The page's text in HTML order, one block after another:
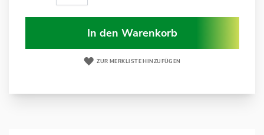
In den Warenkorb
ZUR MERKLISTE HINZUFÜGEN